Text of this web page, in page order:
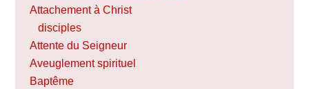
Attachement à Christ
disciples
Attente du Seigneur
Aveuglement spirituel
Baptême